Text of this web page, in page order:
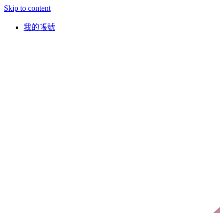
Skip to content
我的帳號